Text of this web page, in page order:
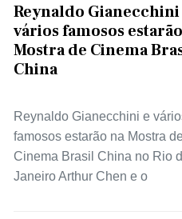
Reynaldo Gianecchini
vários famosos
Mostra de Cinema
China
Reynaldo Gianecchini e
famosos estarão na Mostra
Cinema Brasil China no Rio
Janeiro Arthur Chen e o